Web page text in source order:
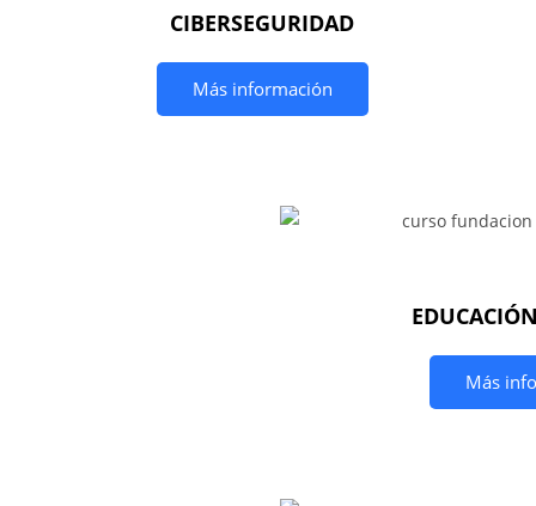
CIBERSEGURIDAD
Más información
Más